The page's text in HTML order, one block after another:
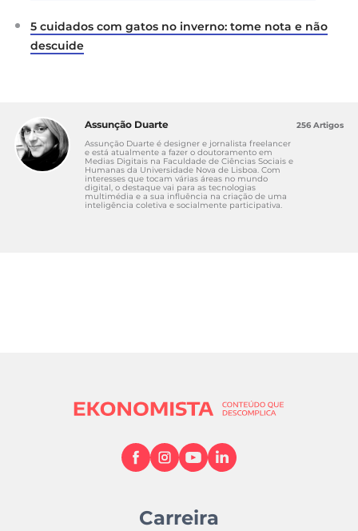
5 cuidados com gatos no inverno: tome nota e não
descuide
Assunção Duarte
Assunção Duarte é designer e jornalista freelancer
e está atualmente a fazer o doutoramento em
Medias Digitais na Faculdade de Ciências Sociais e
Humanas da Universidade Nova de Lisboa. Com
interesses que tocam várias áreas no mundo
digital, o destaque vai para as tecnologias
multimédia e a sua influência na criação de uma
inteligência coletiva e socialmente participativa.
256 Artigos
Carreira